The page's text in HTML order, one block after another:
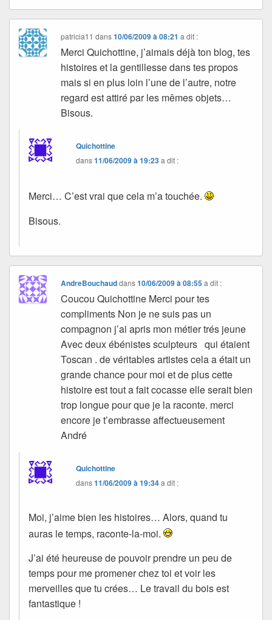
patricia11 dans10/06/2009 à 08:21 a dit :
Merci Quichottine, j’aimais déjà ton blog, tes
histoires et la gentillesse dans tes propos
mais si en plus loin l’une de l’autre, notre
regard est attiré par les mêmes objets…
Bisous.
Quichottine
dans11/06/2009 à 19:23a dit :
Merci… C’est vrai que cela m’a touchée.
Bisous.
AndreBouchauddans10/06/2009 à 08:55 a dit :
Coucou Quichottine Merci pour tes
compliments Non je ne suis pas un
compagnon j’ai apris mon métier trés jeune
Avec deux ébénistes sculpteurs qui étaient
Toscan . de véritables artistes cela a était un
grande chance pour moi et de plus cette
histoire est tout a fait cocasse elle serait bien
trop longue pour que je la raconte. merci
encore je t’embrasse affectueusement
André
Quichottine
dans11/06/2009 à 19:34a dit :
Moi, j’aime bien les histoires… Alors, quand tu
auras le temps, raconte-la-moi.
J’ai été heureuse de pouvoir prendre un peu de
temps pour me promener chez toi et voir les
merveilles que tu crées… Le travail du bois est
fantastique !